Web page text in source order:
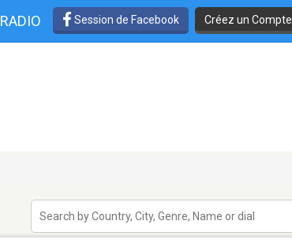
RADIO Session de Facebook Créez un Compte